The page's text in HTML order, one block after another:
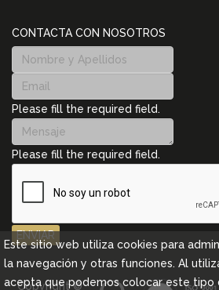
CONTACTA CON NOSOTROS
Please fill the required field.
Please fill the required field.
ENVIAR
Copyright ©
Este sitio web utiliza cookies para
la navegación y otras funciones. Al
acepta que podemos colocar este tipo